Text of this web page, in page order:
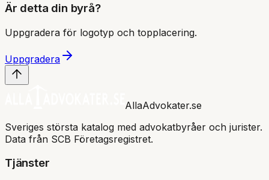
Är detta din byrå?
Uppgradera för logotyp och topplacering.
Uppgradera
AllaAdvokater.se
Sveriges största katalog med advokatbyråer och jurister.
Data från SCB Företagsregistret.
Tjänster